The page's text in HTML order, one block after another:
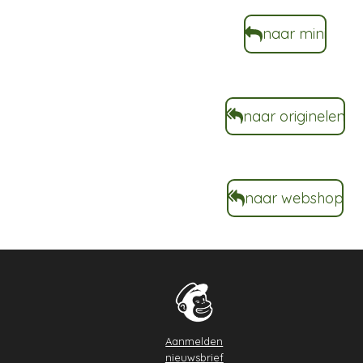
naar mini
naar originelen
naar webshop
Aanmelden
nieuwsbrief